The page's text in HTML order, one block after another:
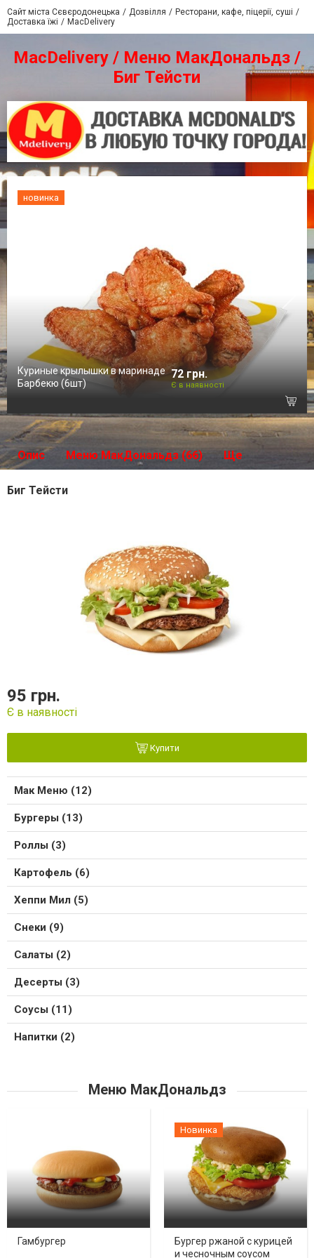
Сайт міста Сєвєродонецька Дозвілля
Ресторани, кафе, піцерії, суші
Доставка їжі
MacDelivery
MacDelivery / Меню МакДональдз /
Биг Тейсти
новинка
Куриные крылышки в маринаде
Барбекю (6шт)
72 грн.
Є в наявності
Опис Меню МакДональдз (66) Ще
Биг Тейсти
95 грн.
Є в наявності
Купити
Мак Меню (12)
Бургеры (13)
Роллы (3)
Картофель (6)
Хеппи Мил (5)
Снеки (9)
Салаты (2)
Десерты (3)
Соусы (11)
Напитки (2)
Меню МакДональдз
Гамбургер
Новинка
Бургер ржаной с курицей
и чесночным соусом